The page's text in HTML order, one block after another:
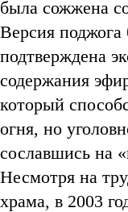
была сожжена
Версия
подтверждена
содержания
который
огня, но
сославшись на
Несмотря на
храма, в 2003